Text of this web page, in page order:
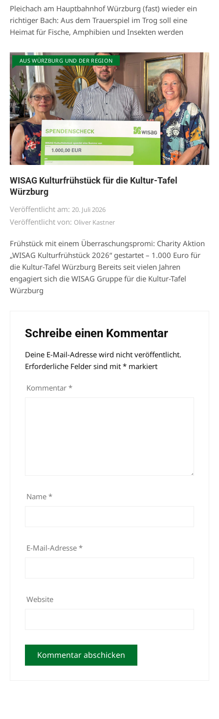
Pleichach am Hauptbahnhof Würzburg (fast) wieder ein
richtiger Bach: Aus dem Trauerspiel im Trog soll eine
Heimat für Fische, Amphibien und Insekten werden
AUS WÜRZBURG UND DER REGION
WISAG Kulturfrühstück für die Kultur-Tafel
Würzburg
Veröffentlicht am: 20. Juli 2026
Veröffentlicht von: Oliver Kastner
Frühstück mit einem Überraschungspromi: Charity Aktion
„WISAG Kulturfrühstück 2026“ gestartet – 1.000 Euro für
die Kultur-Tafel Würzburg Bereits seit vielen Jahren
engagiert sich die WISAG Gruppe für die Kultur-Tafel
Würzburg
Schreibe einen Kommentar
Deine E-Mail-Adresse wird nicht veröffentlicht.
Erforderliche Felder sind mit * markiert
Kommentar *
Name *
E-Mail-Adresse *
Website
Alternative: